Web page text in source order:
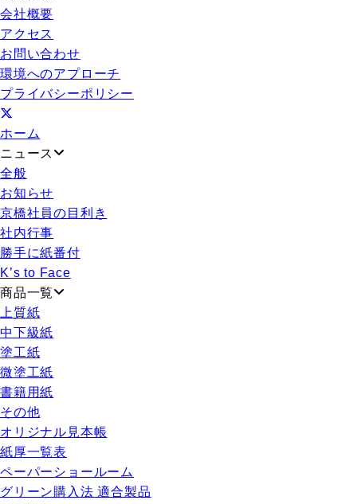
会社概要
アクセス
お問い合わせ
環境へのアプローチ
プライバシーポリシー
ホーム
ニュース
全般
お知らせ
京橋社員の目利き
社内行事
勝手に紙番付
K’s to Face
商品一覧
上質紙
中下級紙
塗工紙
微塗工紙
書籍用紙
その他
オリジナル見本帳
紙厚一覧表
ペーパーショールーム
グリーン購入法 適合製品